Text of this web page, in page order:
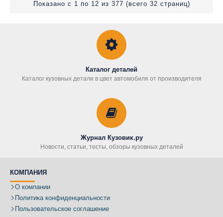
Показано с 1 по 12 из 377 (всего 32 страниц)
Каталог деталей
Каталог кузовных детали в цвет автомобиля от производителя
Журнал Кузовик.ру
Новости, статьи, тесты, обзоры кузовных деталей
КОМПАНИЯ
О компании
Политика конфиденциальности
Пользовательское соглашение